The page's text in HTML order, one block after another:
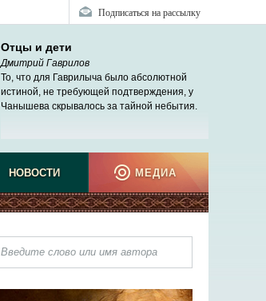
Подписаться на рассылку
Отцы и дети
Дмитрий Гаврилов
То, что для Гаврилыча было абсолютной
истиной, не требующей подтверждения, у
Чанышева скрывалось за тайной небытия.
НОВОСТИ МЕДИА